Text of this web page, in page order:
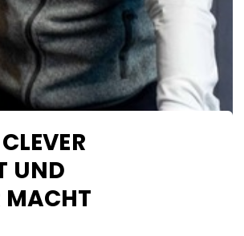
UND
MACHT